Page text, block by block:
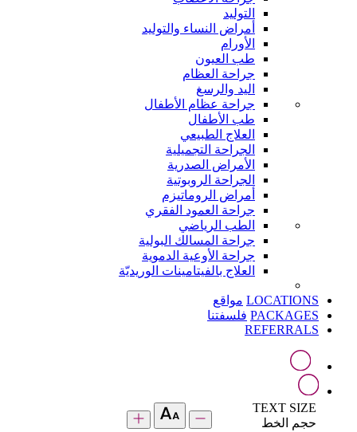
التوليد
أمراض النساء والتوليد
الأورام
طب العيون
جراحة العظام
اليد والرسغ
جراحة عظام الأطفال
طب الأطفال
العلاج الطبيعي
الجراحة التجميلية
الأمراض الصدرية
الجراحة الروبوتية
أمراض الروماتيزم
جراحة العمود الفقري
الطب الرياضي
جراحة المسالك البولية
جراحة الأوعية الدموية
العلاج بالفيتامينات الوريديّة
LOCATIONS مواقع
PACKAGES فلسفتنا
REFERRALS
TEXT SIZE
حجم الخط